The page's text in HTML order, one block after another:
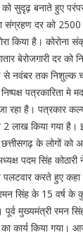
को सुदृढ़ बनाते हुए
संग्रहण दर को
किया है। कोरोना
बेरोजगारी दर
से नवंबर तक निशुल्क
पत्रकारिता मे
रहा है। पत्रकार
2 लाख किया गया
छत्तीसगढ़ के लोगों को
पदम सिंह कोठारी
पलटवार करते हुए
सिंह के 15 वर्ष के
मुख्यमंत्री रमन
कार्य किया गया।